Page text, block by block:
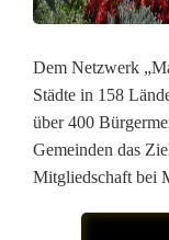
Dem Netzwerk
Städte in 158
über 400
Gemeinden das
Mitgliedschaft bei